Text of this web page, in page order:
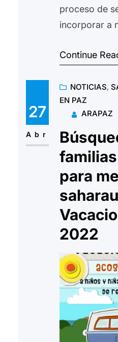
proceso de
incorporar a
una persona
ofrece un
MAS
presentación
Enviar el
Asunto:
Senegal”
Continue
27
Abr
NOTICIAS,
EN PAZ
ARAPAZ
para
2022